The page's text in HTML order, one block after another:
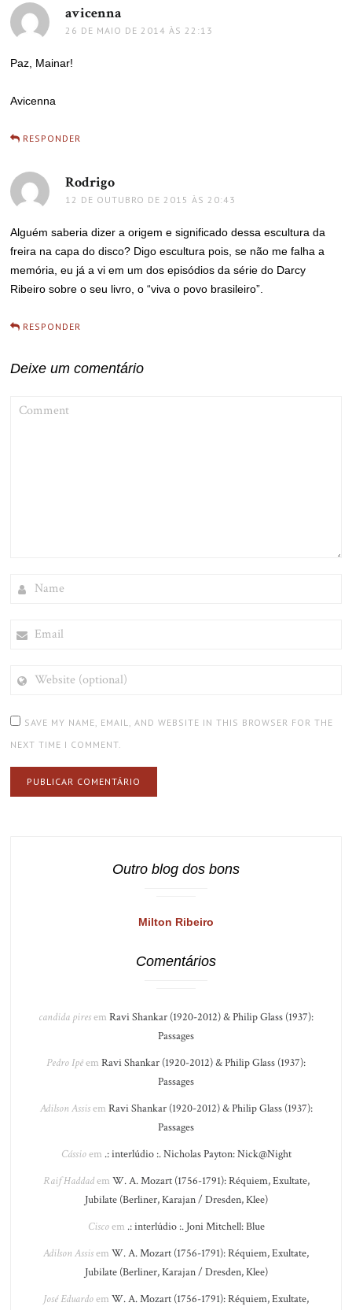
avicenna
26 DE MAIO DE 2014 ÀS 22:13
Paz, Mainar!
Avicenna
RESPONDER
Rodrigo
12 DE OUTUBRO DE 2015 ÀS 20:43
Alguém saberia dizer a origem e significado dessa escultura da
freira na capa do disco? Digo escultura pois, se não me falha a
memória, eu já a vi em um dos episódios da série do Darcy
Ribeiro sobre o seu livro, o “viva o povo brasileiro”.
RESPONDER
Deixe um comentário
(OPTIONAL)
SAVE MY NAME, EMAIL, AND WEBSITE IN THIS BROWSER FOR THE
NEXT TIME I COMMENT.
Outro blog dos bons
Milton Ribeiro
Comentários
candida piresem Ravi Shankar (1920-2012) & Philip Glass (1937):
Passages
Pedro Ipêem Ravi Shankar (1920-2012) & Philip Glass (1937):
Passages
Adilson Assisem Ravi Shankar (1920-2012) & Philip Glass (1937):
Passages
Cássioem .: interlúdio :. Nicholas Payton: Nick@Night
Raif Haddadem W. A. Mozart (1756-1791): Réquiem, Exultate,
Jubilate (Berliner, Karajan / Dresden, Klee)
Ciscoem .: interlúdio :. Joni Mitchell: Blue
Adilson Assisem W. A. Mozart (1756-1791): Réquiem, Exultate,
Jubilate (Berliner, Karajan / Dresden, Klee)
José Eduardoem W. A. Mozart (1756-1791): Réquiem, Exultate,